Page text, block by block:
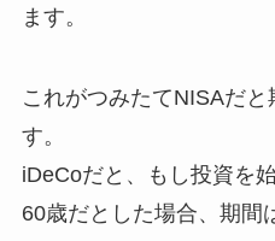
ます。
これがつみたてNISAだ
す。
iDeCoだと、もし投資を
60歳だとした場合、期間